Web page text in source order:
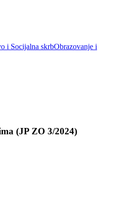
i Socijalna skrbObrazovanje i
(JP ZO 3/2024)